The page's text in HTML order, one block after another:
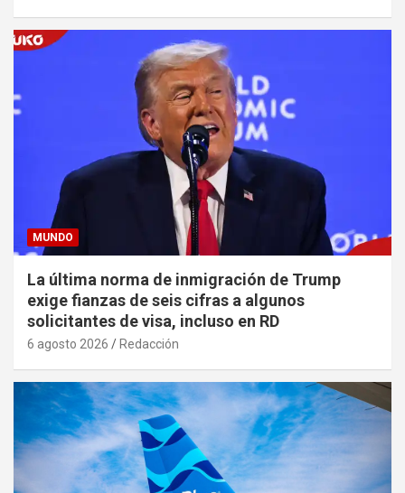
MUNDO
La última norma de inmigración de Trump
exige fianzas de seis cifras a algunos
solicitantes de visa, incluso en RD
6 agosto 2026 Redacción